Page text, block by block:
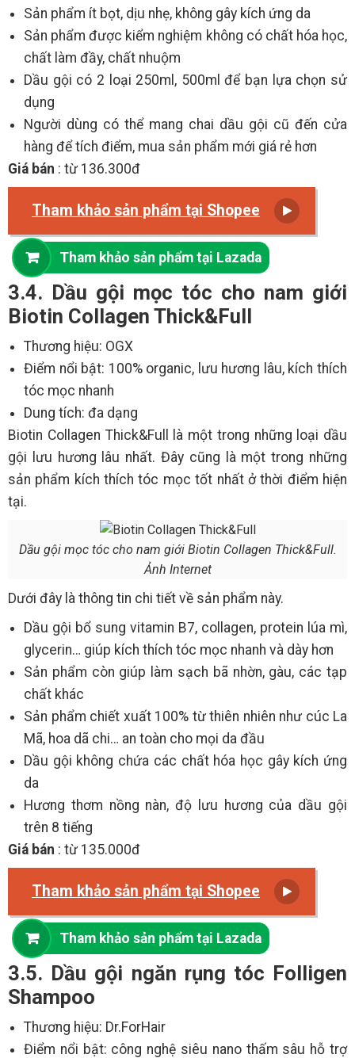
Sản phẩm ít bọt, dịu nhẹ, không gây kích ứng da
Sản phẩm được kiểm nghiệm không có chất hóa học,
chất làm đầy, chất nhuộm
Dầu gội có 2 loại 250ml, 500ml để bạn lựa chọn sử
dụng
Người dùng có thể mang chai dầu gội cũ đến cửa
hàng để tích điểm, mua sản phẩm mới giá rẻ hơn
Giá bán : từ 136.300đ
Tham khảo sản phẩm tại Shopee
Tham khảo sản phẩm tại Lazada
3.4. Dầu gội mọc tóc cho nam giới
Biotin Collagen Thick&Full
Thương hiệu: OGX
Điểm nổi bật: 100% organic, lưu hương lâu, kích thích
tóc mọc nhanh
Dung tích: đa dạng
Biotin Collagen Thick&Full là một trong những loại dầu
gội lưu hương lâu nhất. Đây cũng là một trong những
sản phẩm kích thích tóc mọc tốt nhất ở thời điểm hiện
tại.
Dầu gội mọc tóc cho nam giới Biotin Collagen Thick&Full.
Ảnh Internet
Dưới đây là thông tin chi tiết về sản phẩm này.
Dầu gội bổ sung vitamin B7, collagen, protein lúa mì,
glycerin… giúp kích thích tóc mọc nhanh và dày hơn
Sản phẩm còn giúp làm sạch bã nhờn, gàu, các tạp
chất khác
Sản phẩm chiết xuất 100% từ thiên nhiên như cúc La
Mã, hoa dã chi… an toàn cho mọi da đầu
Dầu gội không chứa các chất hóa học gây kích ứng
da
Hương thơm nồng nàn, độ lưu hương của dầu gội
trên 8 tiếng
Giá bán : từ 135.000đ
Tham khảo sản phẩm tại Shopee
Tham khảo sản phẩm tại Lazada
3.5. Dầu gội ngăn rụng tóc Folligen
Shampoo
Thương hiệu: Dr.ForHair
Điểm nổi bật: công nghệ siêu nano thấm sâu hỗ trợ